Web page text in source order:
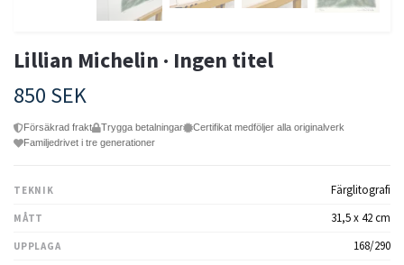
Lillian Michelin · Ingen titel
850 SEK
Försäkrad frakt Trygga betalningar
Certifikat medföljer alla originalverk
Familjedrivet i tre generationer
TEKNIK Färglitografi
MÅTT 31,5 x 42 cm
UPPLAGA 168/290